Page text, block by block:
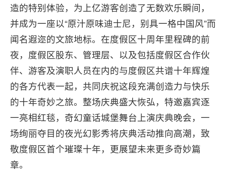
造的特别体验，为上亿游客创造了无数欢乐瞬间，
并成为一座以“原汁原味迪士尼，别具一格中国风”而
闻名遐迩的文旅地标。在度假区十周年里程碑的前
夜，度假区股东、管理层、以及包括度假区合作伙
伴、游客及演职人员在内的与度假区共谱十年辉煌
的各方代表一起，共同庆祝这段充满创造力与快乐
的十年奇妙之旅。整场庆典盛大恢弘，特邀嘉宾逐
一亮相红毯，奇幻童话城堡舞台上演庆典晚会，一
场绚丽夺目的夜光幻影秀将庆典活动推向高潮，致
敬度假区首个璀璨十年，更展望未来更多奇妙篇
章。